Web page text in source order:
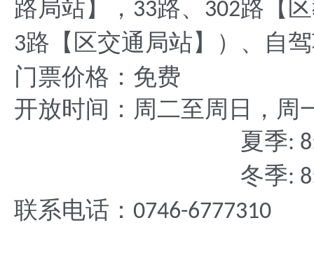
路局站】， 33路、 302路【
3路【区交通局站】）、自
门票价格：免费
开放时间：周二至周日，周
夏季:
冬季:
联系电话： 0746-6777310